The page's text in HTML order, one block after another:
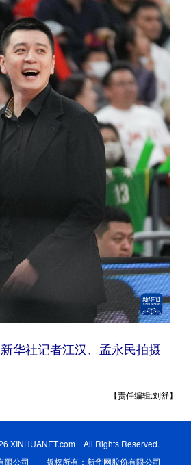
华社记者江汉、孟永民拍摄
【责任编辑:刘舒】
XINHUANET.com All Rights Reserved.
限公司 版权所有：新华网股份有限公司